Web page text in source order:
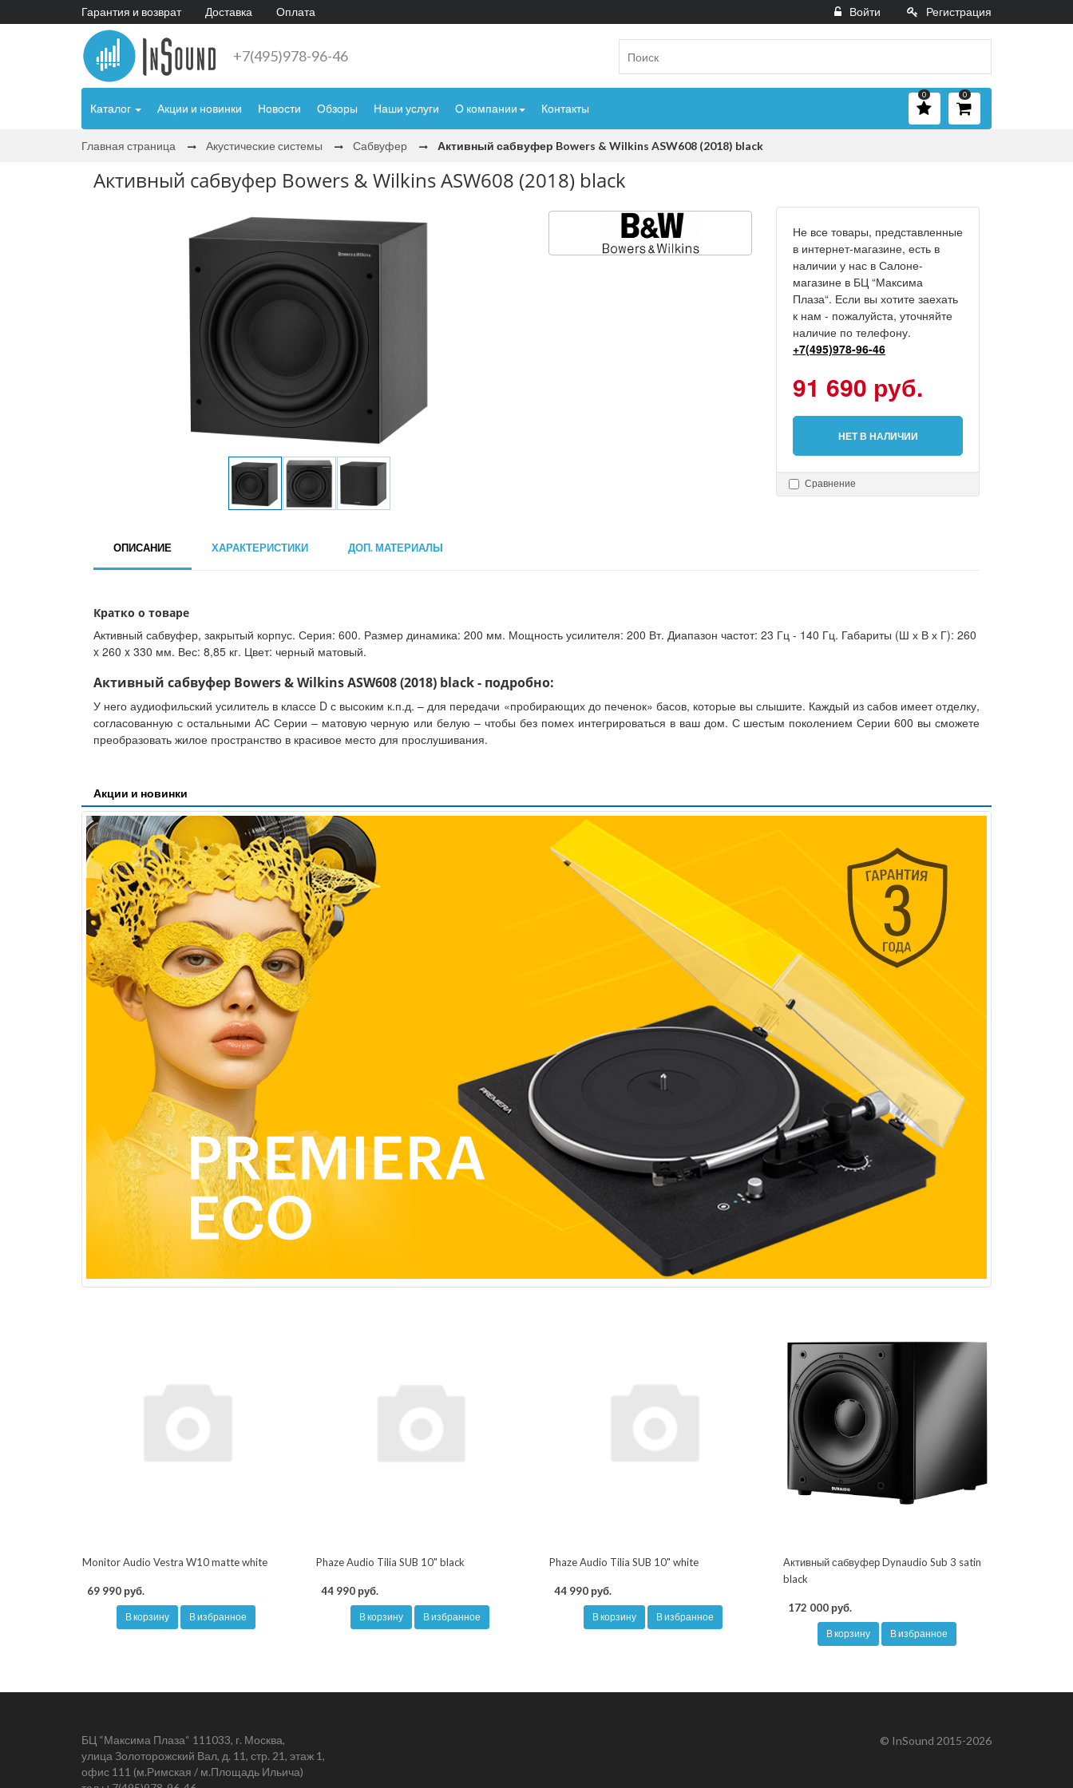
Гарантия и возврат Доставка Оплата Войти Регистрация
+7(495)978-96-46
Каталог Акции и новинки Новости Обзоры Наши услуги О компании Контакты
0
0
Главная страница Акустические системы Сабвуфер Активный сабвуфер Bowers & Wilkins ASW608 (2018) black
Активный сабвуфер Bowers & Wilkins ASW608 (2018) black
Не все товары, представленные
в интернет-магазине, есть в
наличии у нас в Салоне-
магазине в БЦ “Максима
Плаза“. Если вы хотите заехать
к нам - пожалуйста, уточняйте
наличие по телефону.
+7(495)978-96-46
91 690 руб.
НЕТ В НАЛИЧИИ
Сравнение
ОПИСАНИЕ ХАРАКТЕРИСТИКИ ДОП. МАТЕРИАЛЫ
Кратко о товаре
Активный сабвуфер, закрытый корпус. Серия: 600. Размер динамика: 200 мм. Мощность усилителя: 200 Вт. Диапазон частот: 23 Гц - 140 Гц. Габариты (Ш х В х Г): 260
x 260 x 330 мм. Вес: 8,85 кг. Цвет: черный матовый.
Активный сабвуфер Bowers & Wilkins ASW608 (2018) black - подробно:
У него аудиофильский усилитель в классе D с высоким к.п.д. – для передачи «пробирающих до печенок» басов, которые вы слышите. Каждый из сабов имеет отделку,
согласованную с остальными АС Серии – матовую черную или белую – чтобы без помех интегрироваться в ваш дом. С шестым поколением Серии 600 вы сможете
преобразовать жилое пространство в красивое место для прослушивания.
Акции и новинки
Monitor Audio Vestra W10 matte white
69 990 руб.
В корзину В избранное
Phaze Audio Tilia SUB 10" black
44 990 руб.
В корзину В избранное
Phaze Audio Tilia SUB 10" white
44 990 руб.
В корзину В избранное
Активный сабвуфер Dynaudio Sub 3 satin
black
172 000 руб.
В корзину В избранное
БЦ “Максима Плаза“ 111033, г. Москва,
улица Золоторожский Вал, д. 11, стр. 21, этаж 1,
офис 111 (м.Римская / м.Площадь Ильича)
© InSound 2015-2026